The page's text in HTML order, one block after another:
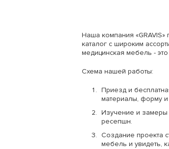
Наша компания
каталог с широким
медицинская мебель -
Схема нашей работы:
Приезд и
материалы, форму и
Изучение и замеры
ресепшн.
Создание проекта
мебель и увидеть,